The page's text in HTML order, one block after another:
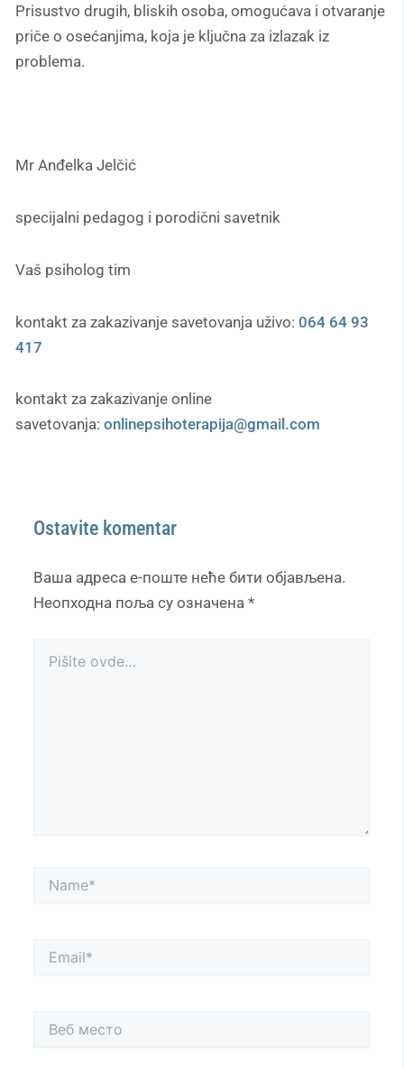
Prisustvo drugih, bliskih osoba, omogućava i otvaranje
priče o osećanjima, koja je ključna za izlazak iz
problema.
Mr Anđelka Jelčić
specijalni pedagog i porodični savetnik
Vaš psiholog tim
kontakt za zakazivanje savetovanja uživo: 064 64 93
417
kontakt za zakazivanje online
savetovanja: onlinepsihoterapija@gmail.com
Ostavite komentar
Ваша адреса е-поште неће бити објављена.
Неопходна поља су означена *
Name*
Email*
Веб
место